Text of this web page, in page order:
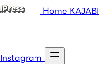
Home KAJABI
Instagram